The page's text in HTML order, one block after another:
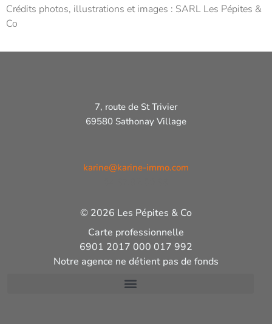
Crédits photos, illustrations et images : SARL Les Pépites &
Co
© 2026 Les Pépites & Co
Carte professionnelle
6901 2017 000 017 992
Notre agence ne détient pas de fonds
karine@karine-immo.com
7, route de St Trivier
69580 Sathonay Village